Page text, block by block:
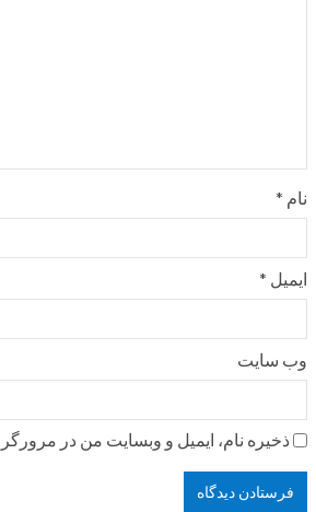
نام *
ایمیل *
وب‌ سایت
ذخیره نام، ایمیل و وبسایت من در